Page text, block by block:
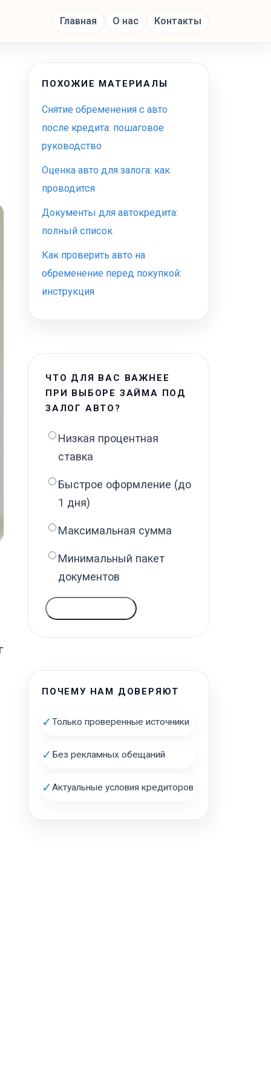
Главная О нас Контакты
ПОХОЖИЕ МАТЕРИАЛЫ
Снятие обременения с авто
после кредита: пошаговое
руководство
Оценка авто для залога: как
проводится
Документы для автокредита:
полный список
Как проверить авто на
обременение перед покупкой:
инструкция
ЧТО ДЛЯ ВАС ВАЖНЕЕ
ПРИ ВЫБОРЕ ЗАЙМА ПОД
ЗАЛОГ АВТО?
Низкая процентная
ставка
Быстрое оформление (до
1 дня)
Максимальная сумма
Минимальный пакет
документов
ПОЧЕМУ НАМ ДОВЕРЯЮТ
✓Только проверенные источники
✓ Без рекламных обещаний
✓Актуальные условия кредиторов